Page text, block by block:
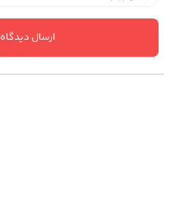
ارسال دیدگاه